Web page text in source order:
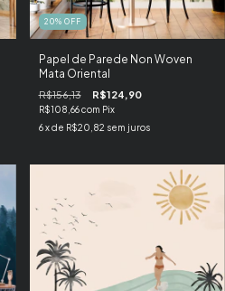
20% OFF
Papel de Parede Non Woven
Mata Oriental
R$156,13 R$124,90
R$108,66com Pix
6 x de R$20,82 sem juros